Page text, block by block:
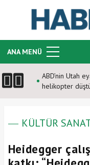
ANA MENÜ
ABD’nin Utah
helikopter
KÜLTÜR
Heidegger